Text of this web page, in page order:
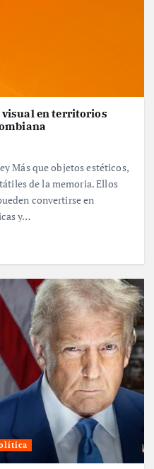
en territorios
Más que objetos estéticos,
de la memoria. Ellos
convertirse en
y…